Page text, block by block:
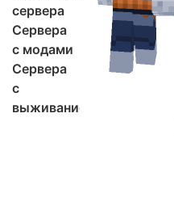
сервера
Сервера
с модами
Сервера
с
выживанием